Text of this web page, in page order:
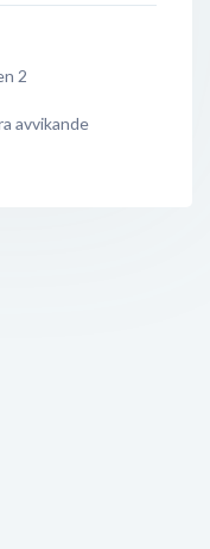
2
avvikande